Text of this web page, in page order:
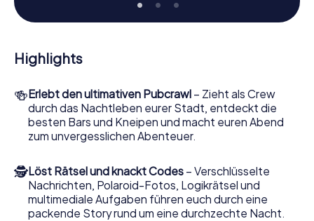
Highlights
🍻Erlebt den ultimativen Pubcrawl – Zieht als Crew
durch das Nachtleben eurer Stadt, entdeckt die
besten Bars und Kneipen und macht euren Abend
zum unvergesslichen Abenteuer.
🕵Löst Rätsel und knackt Codes – Verschlüsselte
Nachrichten, Polaroid-Fotos, Logikrätsel und
multimediale Aufgaben führen euch durch eine
packende Story rund um eine durchzechte Nacht.